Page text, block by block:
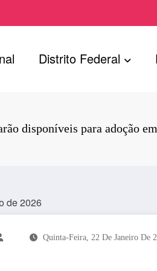
Distrito Federal
disponíveis para adoção
de 2026
Quinta-Feira, 22 De Janeiro De